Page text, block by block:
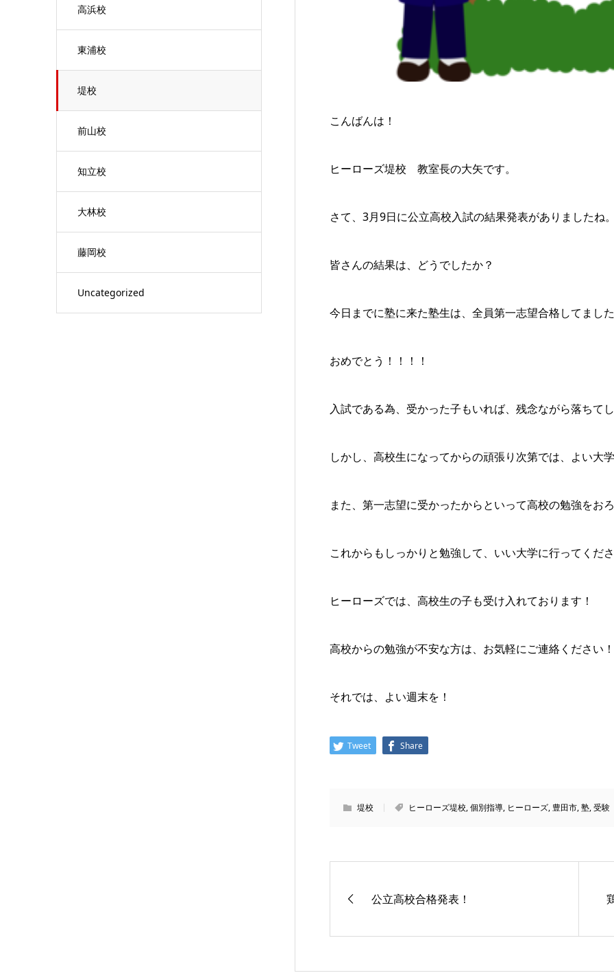
高浜校
東浦校
堤校
前山校
知立校
大林校
藤岡校
Uncategorized
こんばんは！
ヒーローズ堤校 教室長の大矢です。
さて、3月9日に公立高校入試の結果発表がありましたね
皆さんの結果は、どうでしたか？
今日までに塾に来た塾生は、全員第一志望合格してまし
おめでとう！！！！
入試である為、受かった子もいれば、残念ながら落ちて
しかし、高校生になってからの頑張り次第では、よい大
また、第一志望に受かったからといって高校の勉強をお
これからもしっかりと勉強して、いい大学に行ってくだ
ヒーローズでは、高校生の子も受け入れております！
高校からの勉強が不安な方は、お気軽にご連絡ください！
それでは、よい週末を！
Tweet Share
堤校 ヒーローズ堤校,個別指導, ヒーローズ,豊田市,塾,受験
公立高校合格発表！